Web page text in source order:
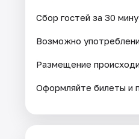
Сбор гостей за 30
Возможно
Размещение
Оформляйте билеты и